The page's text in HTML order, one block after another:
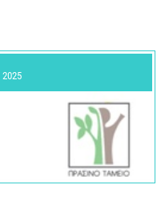
2025